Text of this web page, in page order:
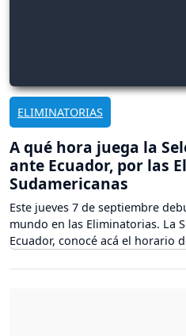
ELIMINATORIAS
A qué hora juega la
ante Ecuador, por las
Sudamericanas
Este jueves 7 de septiembre
mundo en las Eliminatorias. La
Ecuador, conocé acá el horario